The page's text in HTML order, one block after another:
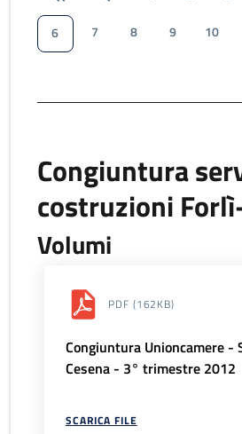
6
7 8 9 10
Congiuntura
costruzioni
Volumi
PDF (162KB)
Congiuntura Unioncamere -
Cesena - 3° trimestre 2012
SCARICA FILE